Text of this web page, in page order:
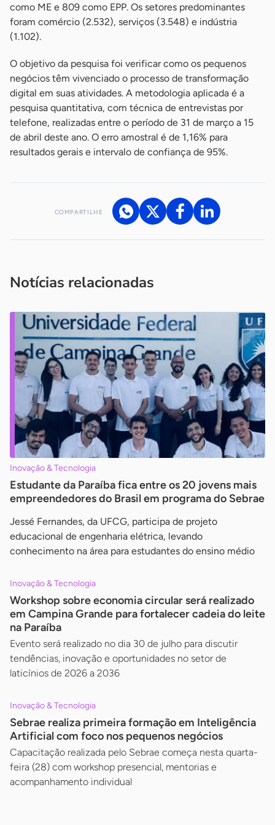
como ME e 809 como EPP. Os setores predominantes
foram comércio (2.532), serviços (3.548) e indústria
(1.102).
O objetivo da pesquisa foi verificar como os pequenos
negócios têm vivenciado o processo de transformação
digital em suas atividades. A metodologia aplicada é a
pesquisa quantitativa, com técnica de entrevistas por
telefone, realizadas entre o período de 31 de março a 15
de abril deste ano. O erro amostral é de 1,16% para
resultados gerais e intervalo de confiança de 95%.
COMPARTILHE
Notícias relacionadas
Inovação & Tecnologia
Estudante da Paraíba fica entre os 20 jovens mais
empreendedores do Brasil em programa do Sebrae
Jessé Fernandes, da UFCG, participa de projeto
educacional de engenharia elétrica, levando
conhecimento na área para estudantes do ensino médio
Inovação & Tecnologia
Workshop sobre economia circular será realizado
em Campina Grande para fortalecer cadeia do leite
na Paraíba
Evento será realizado no dia 30 de julho para discutir
tendências, inovação e oportunidades no setor de
laticínios de 2026 a 2036
Inovação & Tecnologia
Sebrae realiza primeira formação em Inteligência
Artificial com foco nos pequenos negócios
Capacitação realizada pelo Sebrae começa nesta quarta-
feira (28) com workshop presencial, mentorias e
acompanhamento individual